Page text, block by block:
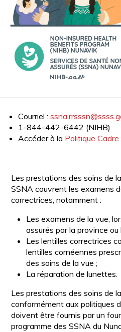
Courriel :
1-844-442-6442 (NIHB)
Accéder à la Politique
Les prestations des soins de
SSNA couvrent les examens
correctrices, notamment :
Les examens de la vue,
assurés par la province ou
Les lentilles correctrices
lentilles cornéennes
des soins de la vue ;
La réparation de lunettes.
Les prestations des soins de
conformément aux politiques
doivent être fournis par un
programme des SSNA du